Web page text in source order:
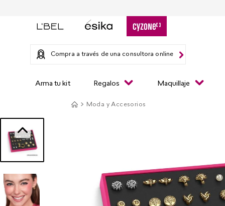
Compra a través de una consultora online
Arma tu kit Regalos Maquillaje
Moda y Accesorios